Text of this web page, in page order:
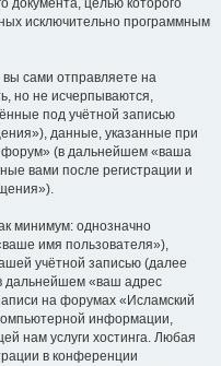
документа, целью которого
исключительно программным
сами отправляете на
но не исчерпываются,
под учётной записью
данные, указанные при
форум» (в дальнейшем «ваша
вами после регистрации и
минимум: однозначно
имя пользователя»),
учётной записью (далее
дальнейшем «ваш адрес
на форумах «Исламский
информации,
нам услуги хостинга. Любая
в конференции